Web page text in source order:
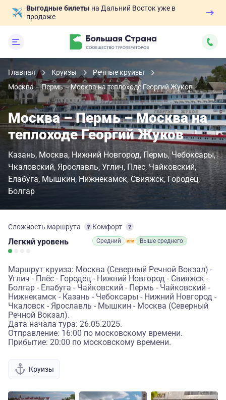
Выгодные билеты на Дальний Восток уже в
продаже
Главная Круизы
Речные круизы
Москва – Пермь – Москва на теплоходе Георгий Жуков
Москва – Пермь – Москва на
теплоходе Георгий Жуков
Казань Москва Нижний Новгород Пермь Чебоксары
Чкаловский Ярославль Углич Плес Чайковский
Елабуга Мышкин Нижнекамск Свияжск Городец
Болгар
Сложность маршрута
Легкий уровень
Комфорт
Средний Выше среднего
Маршрут круиза: Москва (Северный Речной Вокзал) -
Углич - Плёс - Городец - Нижний Новгород - Свияжск -
Болгар - Елабуга - Чайковский - Пермь - Чайковский -
Нижнекамск - Казань - Чебоксары - Нижний Новгород -
Чкаловск - Ярославль - Мышкин - Москва (Северный
Речной Вокзал).
Дата начала тура: 26.05.2025.
Отправление: 16:00 по московскому времени.
Прибытие: 20:00 по московскому времени.
Круизы